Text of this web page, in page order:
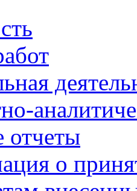
отчеты
о